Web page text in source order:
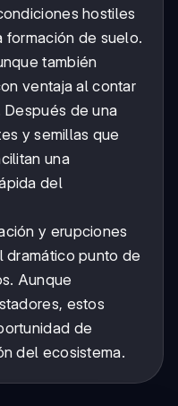
hostiles
formación de suelo.
también
ventaja al contar
de una
y semillas que
una
del
y erupciones
dramático punto de
Aunque
estos
de
del ecosistema.